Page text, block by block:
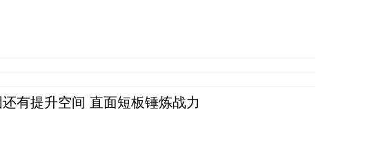
有提升空间 直面短板锤炼战力